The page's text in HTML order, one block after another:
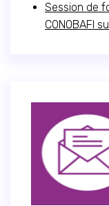
Session de
CONOBAFI